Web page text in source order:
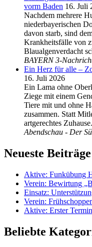
vorm Baden 16. Juli
Nachdem mehrere
niederbayerischen
davon starb, sind
Krankheitsfälle von
Blaualgenverdacht
BAYERN 3-
Ein Herz für alle –
16. Juli 2026
Ein Lama ohne
Ziege mit einem
Tiere mit und ohne
zusammen. Statt
artgerechtes Zuhause.
Abendschau - Der
Neueste Beiträge
Aktive: Funkübung
Verein: Bewirtung
Einsatz:
Verein:
Aktive: Erster
Beliebte